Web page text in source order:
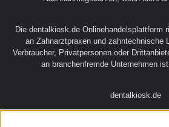
Alle Preise exkl. gesetzl. Mehrwertsteuer